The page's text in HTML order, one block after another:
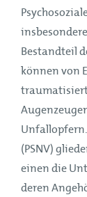
Bestandteil
können von
traumatisiert
(PSNV)
einen die
deren